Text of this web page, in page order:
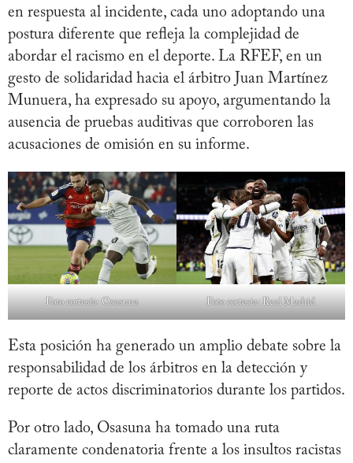
en respuesta al incidente, cada uno adoptando una
postura diferente que refleja la complejidad de
abordar el racismo en el deporte. La RFEF, en un
gesto de solidaridad hacia el árbitro Juan Martínez
Munuera, ha expresado su apoyo, argumentando la
ausencia de pruebas auditivas que corroboren las
acusaciones de omisión en su informe.
Foto cortesía: Osasuna Foto cortesia: Real Madrid
Esta posición ha generado un amplio debate sobre la
responsabilidad de los árbitros en la detección y
reporte de actos discriminatorios durante los partidos.
Por otro lado, Osasuna ha tomado una ruta
claramente condenatoria frente a los insultos racistas